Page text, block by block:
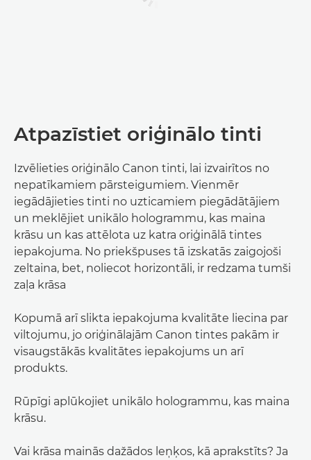
Atpazīstiet oriģinālo tinti
Izvēlieties oriģinālo Canon tinti, lai izvairītos no
nepatīkamiem pārsteigumiem. Vienmēr
iegādājieties tinti no uzticamiem piegādātājiem
un meklējiet unikālo hologrammu, kas maina
krāsu un kas attēlota uz katra oriģinālā tintes
iepakojuma. No priekšpuses tā izskatās zaigojoši
zeltaina, bet, noliecot horizontāli, ir redzama tumši
zaļa krāsa
Kopumā arī slikta iepakojuma kvalitāte liecina par
viltojumu, jo oriģinālajām Canon tintes pakām ir
visaugstākās kvalitātes iepakojums un arī
produkts.
Rūpīgi aplūkojiet unikālo hologrammu, kas maina
krāsu.
Vai krāsa mainās dažādos leņķos, kā aprakstīts? Ja